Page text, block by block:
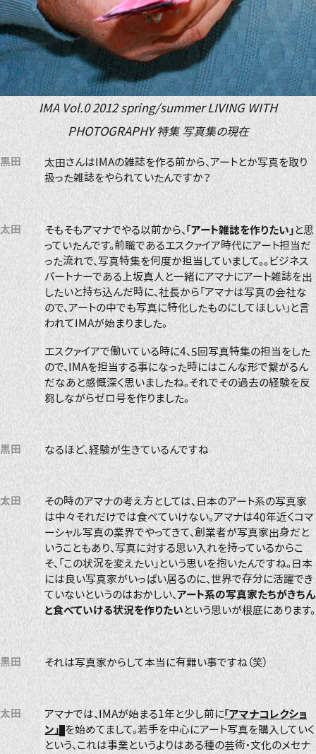
IMA Vol.0 2012 spring/summer LIVING WITH
PHOTOGRAPHY 特集 写真集の現在
黒田
太田さんはIMAの雑誌を作る前から、アートとか写真を取り
扱った雑誌をやられていたんですか？
太田 そもそもアマナでやる以前から、 「アート雑誌を作りたい」と思
っていたんです。前職であるエスクァイア時代にアート担当だ
った流れで、写真特集を何度か担当していまして。。ビジネス
パートナーである上坂真人と一緒にアマナにアート雑誌を出
したいと持ち込んだ時に、社長から「アマナは写真の会社な
ので、アートの中でも写真に特化したものにしてほしい」と言
われてIMAが始まりました。
エスクァイアで働いている時に4、5回写真特集の担当をした
ので、IMAを担当する事になった時にはこんな形で繋がるん
だなあと感慨深く思いましたね。それでその過去の経験を反
芻しながらゼロ号を作りました。
黒田 なるほど、経験が生きているんですね
太田
その時のアマナの考え方としては、日本のアート系の写真家
は中々それだけでは食べていけない。アマナは40年近くコマ
ーシャル写真の業界でやってきて、創業者が写真家出身だと
いうこともあり、写真に対する思い入れを持っているからこ
そ、「この状況を変えたい」という思いを抱いたんですね。日本
には良い写真家がいっぱい居るのに、世界で存分に活躍でき
ていないというのはおかしい、アート系の写真家たちがきちん
と食べていける状況を作りたいという思いが根底にあります。
黒田 それは写真家からして本当に有難い事ですね（笑）
太田 アマナでは、IMAが始まる1年と少し前に「アマナコレクショ
ン」
を始めてまして。若手を中心にアート写真を購入していく
という、これは事業というよりはある種の芸術・文化のメセナ